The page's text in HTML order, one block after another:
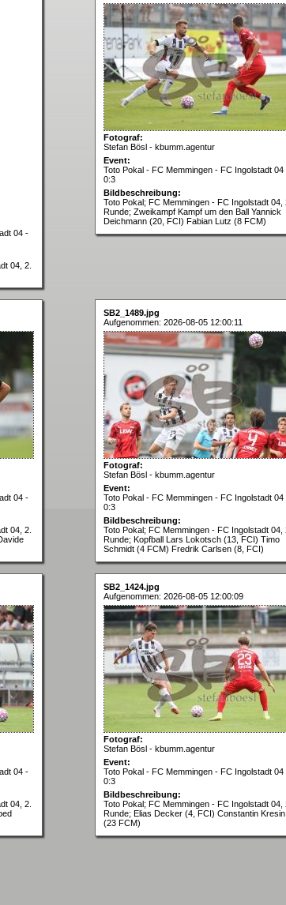
04 -
04, 2.
Fotograf:
Stefan Bösl - kbumm.agentur
Event:
Toto Pokal - FC Memmingen - FC Ingolstadt 04
0:3
Bildbeschreibung:
Toto Pokal; FC Memmingen - FC Ingolstadt 04,
Runde; Zweikampf Kampf um den Ball Yannick
Deichmann (20, FCI) Fabian Lutz (8 FCM)
04 -
04, 2.
SB2_1489.jpg
Aufgenommen: 2026-08-05 12:00:11
Fotograf:
Stefan Bösl - kbumm.agentur
Event:
Toto Pokal - FC Memmingen - FC Ingolstadt 04
0:3
Bildbeschreibung:
Toto Pokal; FC Memmingen - FC Ingolstadt 04,
Runde; Kopfball Lars Lokotsch (13, FCI) Timo
Schmidt (4 FCM) Fredrik Carlsen (8, FCI)
04 -
04, 2.
SB2_1424.jpg
Aufgenommen: 2026-08-05 12:00:09
Fotograf:
Stefan Bösl - kbumm.agentur
Event:
Toto Pokal - FC Memmingen - FC Ingolstadt 04
0:3
Bildbeschreibung:
Toto Pokal; FC Memmingen - FC Ingolstadt 04,
Runde; Elias Decker (4, FCI) Constantin Kresin
(23 FCM)